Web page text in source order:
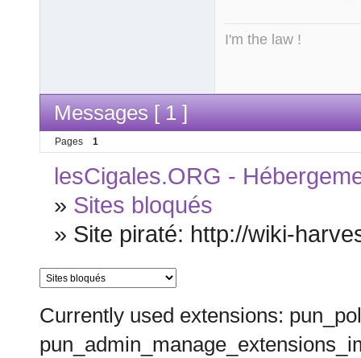
I'm the law !
Messages [ 1 ]
Pages 1
lesCigales.ORG -
» Sites bloqués
» Site piraté: http://wiki-
Currently used extensions: